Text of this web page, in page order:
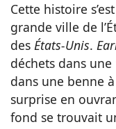
Cette histoire
grande ville de
des États-Unis.
déchets dans
dans une benne
surprise en
fond se trouvait